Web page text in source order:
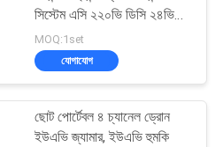
সিস্টেম এসি ২২০ভি ডিসি ২৪ভি
কাউন্টার ড্রোন এফপিভি দ্বারা
চালিত উন্নত নিরাপত্তা ব্যবস্থার
জন্য
MOQ:1set
যোগাযোগ
ছোট পোর্টেবল ৪ চ্যানেল ড্রোন
ইউএভি জ্যামার, ইউএভি হুমকি